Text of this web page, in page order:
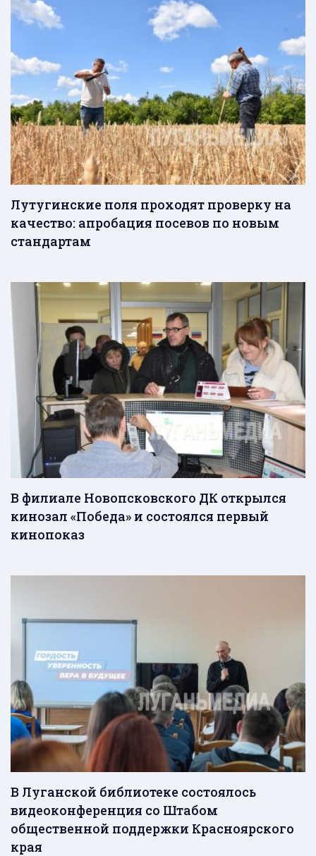
Лутугинские поля проходят проверку на
качество: апробация посевов по новым
стандартам
В филиале Новопсковского ДК открылся
кинозал «Победа» и состоялся первый
кинопоказ
В Луганской библиотеке состоялось
видеоконференция со Штабом
общественной поддержки Красноярского
края